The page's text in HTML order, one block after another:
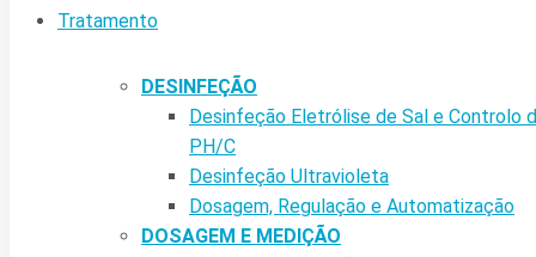
Tratamento
DESINFEÇÃO
Desinfeção Eletrólise de Sal e Controlo
PH/C
Desinfeção Ultravioleta
Dosagem, Regulação e Automatização
DOSAGEM E MEDIÇÃO